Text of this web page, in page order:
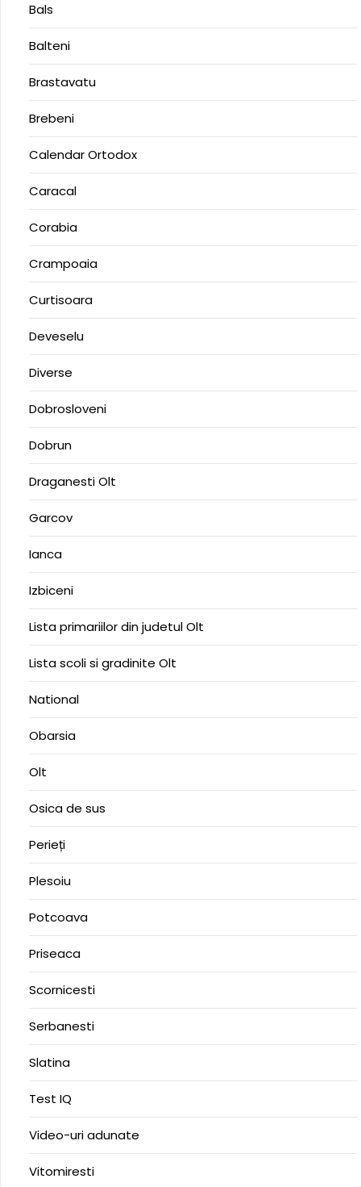
Bals
Balteni
Brastavatu
Brebeni
Calendar Ortodox
Caracal
Corabia
Crampoaia
Curtisoara
Deveselu
Diverse
Dobrosloveni
Dobrun
Draganesti Olt
Garcov
Ianca
Izbiceni
Lista primariilor din judetul Olt
Lista scoli si gradinite Olt
National
Obarsia
Olt
Osica de sus
Perieți
Plesoiu
Potcoava
Priseaca
Scornicesti
Serbanesti
Slatina
Test IQ
Video-uri adunate
Vitomiresti